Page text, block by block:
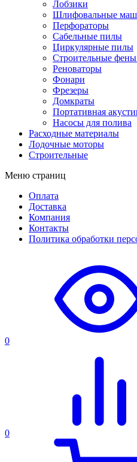
Лобзики
Шлифовальные
Перфораторы
Сабельные пилы
Циркулярные пилы
Строительные
Реноваторы
Фонари
Фрезеры
Домкраты
Портативная
Насосы для полива
Расходные материалы
Лодочные моторы
Строительные
Меню страниц
Оплата
Доставка
Компания
Контакты
Политика обработки
0
0